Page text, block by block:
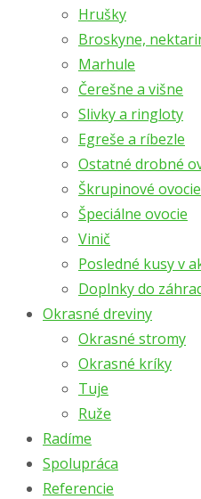
Hrušky
Broskyne,
Marhule
Čerešne a višne
Slivky a ringloty
Egreše a ríbezle
Ostatné drobné
Škrupinové ovocie
Špeciálne ovocie
Vinič
Posledné kusy v
Doplnky do
Okrasné dreviny
Okrasné stromy
Okrasné kríky
Tuje
Ruže
Radíme
Spolupráca
Referencie